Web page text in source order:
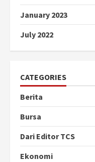
January 2023
July 2022
CATEGORIES
Berita
Bursa
Dari Editor TCS
Ekonomi